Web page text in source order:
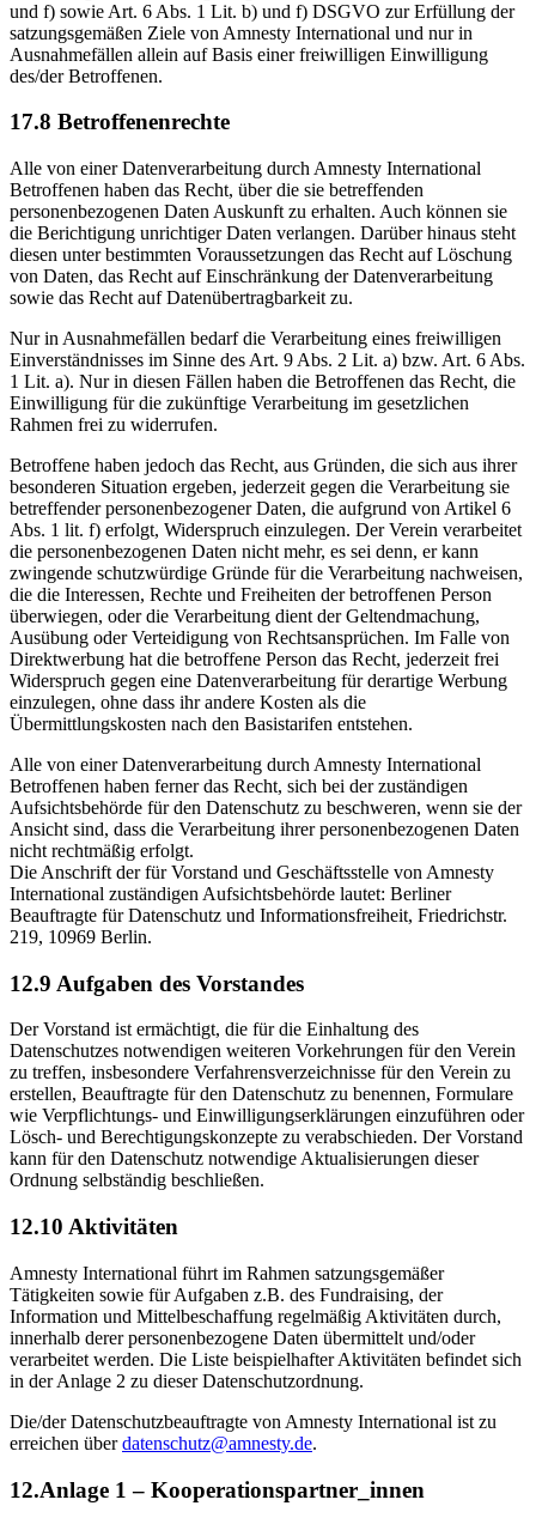
und f) sowie Art. 6 Abs. 1 Lit. b) und f) DSGVO zur Erfüllung der
satzungsgemäßen Ziele von Amnesty International und nur in
Ausnahmefällen allein auf Basis einer freiwilligen Einwilligung
des/der Betroffenen.
17.8 Betroffenenrechte
Alle von einer Datenverarbeitung durch Amnesty International
Betroffenen haben das Recht, über die sie betreffenden
personenbezogenen Daten Auskunft zu erhalten. Auch können sie
die Berichtigung unrichtiger Daten verlangen. Darüber hinaus steht
diesen unter bestimmten Voraussetzungen das Recht auf Löschung
von Daten, das Recht auf Einschränkung der Datenverarbeitung
sowie das Recht auf Datenübertragbarkeit zu.
Nur in Ausnahmefällen bedarf die Verarbeitung eines freiwilligen
Einverständnisses im Sinne des Art. 9 Abs. 2 Lit. a) bzw. Art. 6 Abs.
1 Lit. a). Nur in diesen Fällen haben die Betroffenen das Recht, die
Einwilligung für die zukünftige Verarbeitung im gesetzlichen
Rahmen frei zu widerrufen.
Betroffene haben jedoch das Recht, aus Gründen, die sich aus ihrer
besonderen Situation ergeben, jederzeit gegen die Verarbeitung sie
betreffender personenbezogener Daten, die aufgrund von Artikel 6
Abs. 1 lit. f) erfolgt, Widerspruch einzulegen. Der Verein verarbeitet
die personenbezogenen Daten nicht mehr, es sei denn, er kann
zwingende schutzwürdige Gründe für die Verarbeitung nachweisen,
die die Interessen, Rechte und Freiheiten der betroffenen Person
überwiegen, oder die Verarbeitung dient der Geltendmachung,
Ausübung oder Verteidigung von Rechtsansprüchen. Im Falle von
Direktwerbung hat die betroffene Person das Recht, jederzeit frei
Widerspruch gegen eine Datenverarbeitung für derartige Werbung
einzulegen, ohne dass ihr andere Kosten als die
Übermittlungskosten nach den Basistarifen entstehen.
Alle von einer Datenverarbeitung durch Amnesty International
Betroffenen haben ferner das Recht, sich bei der zuständigen
Aufsichtsbehörde für den Datenschutz zu beschweren, wenn sie der
Ansicht sind, dass die Verarbeitung ihrer personenbezogenen Daten
nicht rechtmäßig erfolgt.
Die Anschrift der für Vorstand und Geschäftsstelle von Amnesty
International zuständigen Aufsichtsbehörde lautet: Berliner
Beauftragte für Datenschutz und Informationsfreiheit, Friedrichstr.
219, 10969 Berlin.
12.9 Aufgaben des Vorstandes
Der Vorstand ist ermächtigt, die für die Einhaltung des
Datenschutzes notwendigen weiteren Vorkehrungen für den Verein
zu treffen, insbesondere Verfahrensverzeichnisse für den Verein zu
erstellen, Beauftragte für den Datenschutz zu benennen, Formulare
wie Verpflichtungs- und Einwilligungserklärungen einzuführen oder
Lösch- und Berechtigungskonzepte zu verabschieden. Der Vorstand
kann für den Datenschutz notwendige Aktualisierungen dieser
Ordnung selbständig beschließen.
12.10 Aktivitäten
Amnesty International führt im Rahmen satzungsgemäßer
Tätigkeiten sowie für Aufgaben z.B. des Fundraising, der
Information und Mittelbeschaffung regelmäßig Aktivitäten durch,
innerhalb derer personenbezogene Daten übermittelt und/oder
verarbeitet werden. Die Liste beispielhafter Aktivitäten befindet sich
in der Anlage 2 zu dieser Datenschutzordnung.
Die/der Datenschutzbeauftragte von Amnesty International ist zu
erreichen überdatenschutz@amnesty.de.
12.Anlage 1 – Kooperationspartner_innen